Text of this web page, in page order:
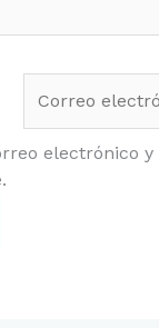
electrónico*
electrónico